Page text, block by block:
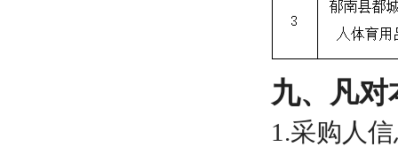
九、凡
1.采购人